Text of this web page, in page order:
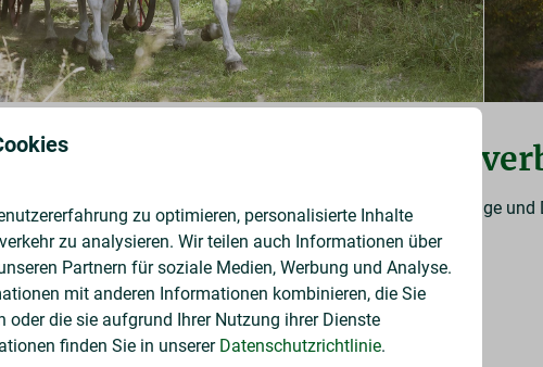
im Park Drentheland
In unseren Luxus-Stallungenmit Weidegang, Führanlage und
zu optimieren, personalisierte Inhalte
zu analysieren. Wir teilen auch Informationen über
Partnern für soziale Medien, Werbung und Analyse.
mit anderen Informationen kombinieren, die Sie
oder die sie aufgrund Ihrer Nutzung ihrer Dienste
finden Sie in unserer Datenschutzrichtlinie.